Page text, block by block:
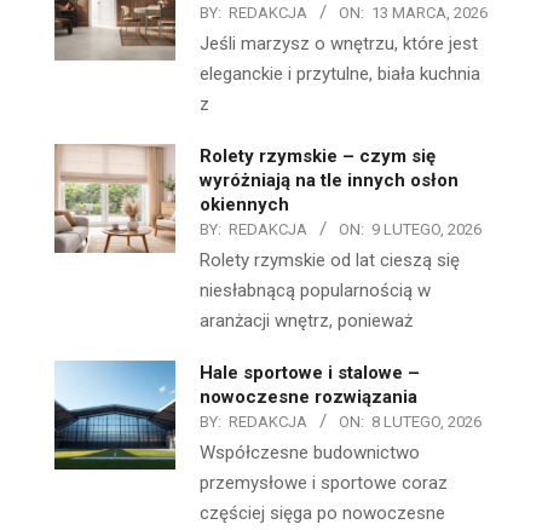
BY: REDAKCJA ON: 13 MARCA, 2026
Jeśli marzysz o wnętrzu, które jest
eleganckie i przytulne, biała kuchnia
z
Rolety rzymskie – czym się
wyróżniają na tle innych osłon
okiennych
BY: REDAKCJA ON: 9 LUTEGO, 2026
Rolety rzymskie od lat cieszą się
niesłabnącą popularnością w
aranżacji wnętrz, ponieważ
Hale sportowe i stalowe –
nowoczesne rozwiązania
BY: REDAKCJA ON: 8 LUTEGO, 2026
Współczesne budownictwo
przemysłowe i sportowe coraz
częściej sięga po nowoczesne